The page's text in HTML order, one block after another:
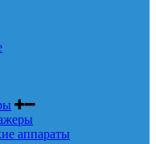
аппараты